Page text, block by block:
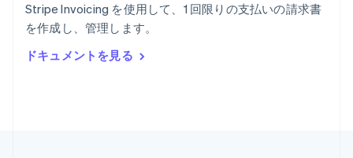
Stripe Invoicing を使用して、1 回限りの支払いの請求書
を作成し、管理します。
ドキュメントを見る
リヒテンシュタイン
Deutsch English
ルーマニア
English